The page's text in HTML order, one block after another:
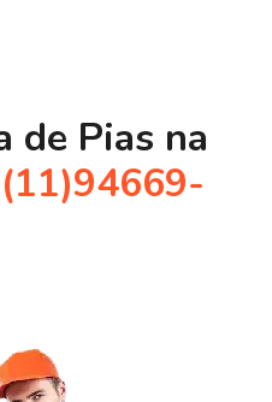
de Pias na
(11)94669-